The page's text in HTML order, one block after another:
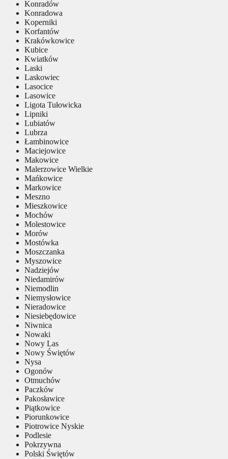
Konradów
Konradowa
Koperniki
Korfantów
Krakówkowice
Kubice
Kwiatków
Laski
Laskowiec
Lasocice
Lasowice
Ligota Tułowicka
Lipniki
Lubiatów
Lubrza
Łambinowice
Maciejowice
Makowice
Malerzowice Wielkie
Mańkowice
Markowice
Meszno
Mieszkowice
Mochów
Molestowice
Morów
Mostówka
Moszczanka
Myszowice
Nadziejów
Niedamirów
Niemodlin
Niemysłowice
Nieradowice
Niesiebędowice
Niwnica
Nowaki
Nowy Las
Nowy Świętów
Nysa
Ogonów
Otmuchów
Paczków
Pakosławice
Piątkowice
Piorunkowice
Piotrowice Nyskie
Podlesie
Pokrzywna
Polski Świętów